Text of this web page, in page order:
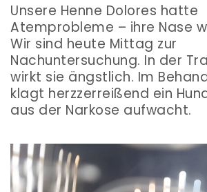
Unsere Henne Dolores hatte
Atemprobleme – ihre Nase
Wir sind heute Mittag zur
Nachuntersuchung. In der
wirkt sie ängstlich. Im
klagt herzzerreißend ein
aus der Narkose aufwacht.